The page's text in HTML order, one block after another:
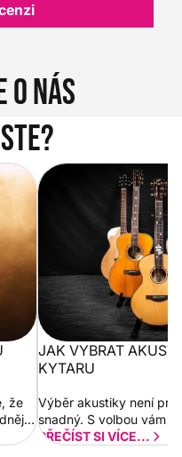
nás
že
Jak vybrat
JAK VYBRAT
KYTARU
Výběr akustiky není pro
snadný. S volbou vám
PŘEČÍST SI VÍCE...